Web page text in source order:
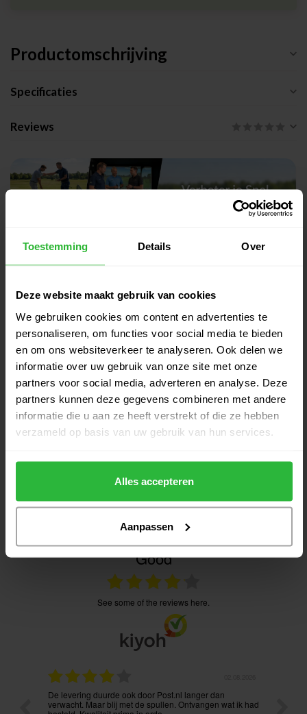
Toestemming Details Over
Deze website maakt gebruik van cookies
We gebruiken cookies om content en advertenties te
personaliseren, om functies voor social media te bieden
en om ons websiteverkeer te analyseren. Ook delen we
informatie over uw gebruik van onze site met onze
partners voor social media, adverteren en analyse. Deze
partners kunnen deze gegevens combineren met andere
informatie die u aan ze heeft verstrekt of die ze hebben
verzameld op basis van uw gebruik van hun services.
Alles accepteren
Aanpassen
Productomschrijving
Specificaties
Reviews
Big Max Aqua Silencio 4 cart bag
€339,00
Heeft u vragen over het product?
Of heeft u hulp nodig bij het bestellen? Neem gerust contact
klantenservice@golfshopsonline.com. Wij helpen u graag
verder!
Good
see some of the reviews here.
levering duurde ook door Post.nl langer dan
Maar blij met de spullen. Ontvangen wat ik had
onmiddellijk